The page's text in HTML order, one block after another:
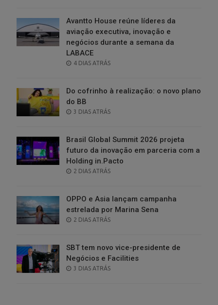
Avantto House reúne líderes da
aviação executiva, inovação e
negócios durante a semana da
LABACE
POSTED
4 DIAS ATRÁS
Do cofrinho à realização: o novo plano
do BB
POSTED
3 DIAS ATRÁS
Brasil Global Summit 2026 projeta
futuro da inovação em parceria com a
Holding in.Pacto
POSTED
2 DIAS ATRÁS
OPPO e Asia lançam campanha
estrelada por Marina Sena
POSTED
2 DIAS ATRÁS
SBT tem novo vice-presidente de
Negócios e Facilities
POSTED
3 DIAS ATRÁS